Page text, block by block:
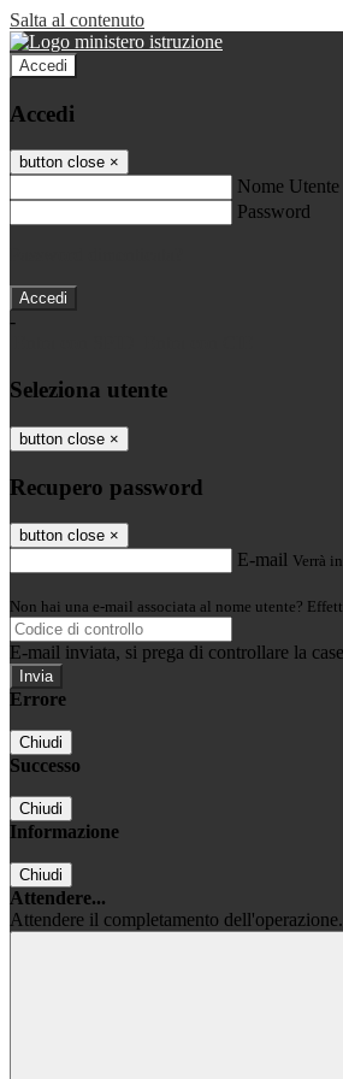
Salta al contenuto
Accedi
Accedi
button close ×
Nome Utente
Password
-
Seleziona utente
button close ×
Recupero password
button close ×
E-mail Verrà
Non hai una e-mail associata al nome utente?
E-mail inviata, si prega di controllare la
Errore
Chiudi
Successo
Chiudi
Informazione
Chiudi
Attendere...
Attendere il completamento